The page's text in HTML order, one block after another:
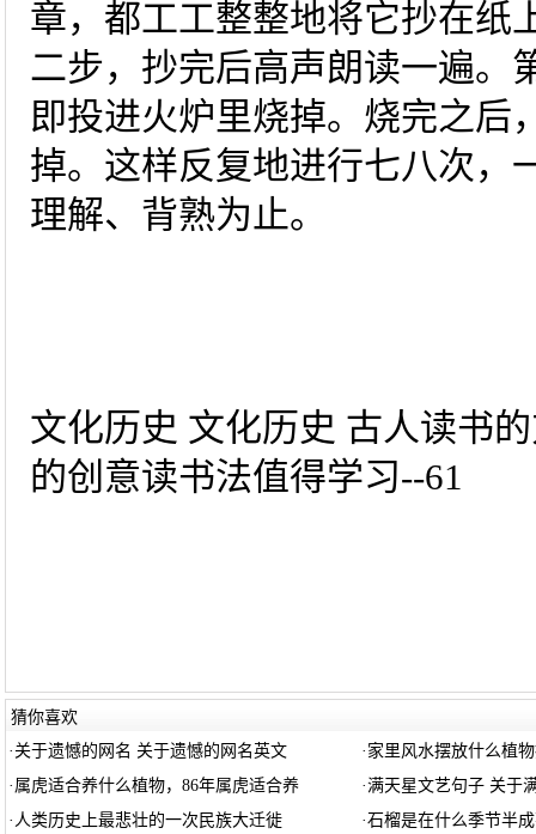
章，都工工整整地将它抄在纸
二步，抄完后高声朗读一遍。
即投进火炉里烧掉。烧完之后
掉。这样反复地进行七八次，
理解、背熟为止。
文化历史 文化历史 古人读书
的创意读书法值得学习--61
猜你喜欢
· 关于遗憾的网名 关于遗憾的网名英文 · 家里风水摆放什么植
· 属虎适合养什么植物，86年属虎适合养 ·满天星文艺句子 关于
· 人类历史上最悲壮的一次民族大迁徙 ·石榴是在什么季节半